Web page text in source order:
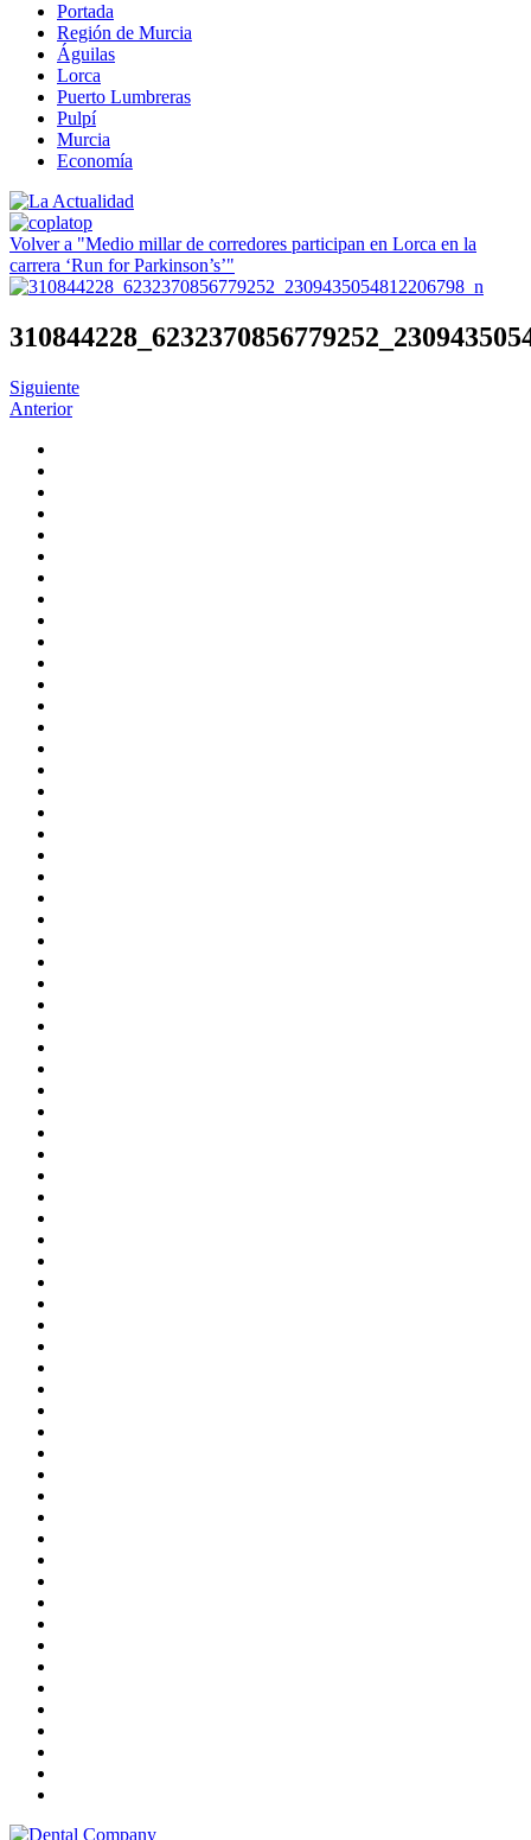
Portada
Región de Murcia
Águilas
Lorca
Puerto Lumbreras
Pulpí
Murcia
Economía
Volver a "Medio millar de corredores participan en Lorca en la
carrera ‘Run for Parkinson’s’"
Siguiente
Anterior